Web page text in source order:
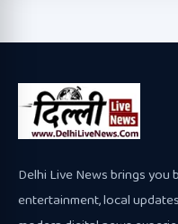
Delhi Live News brings you
entertainment, local